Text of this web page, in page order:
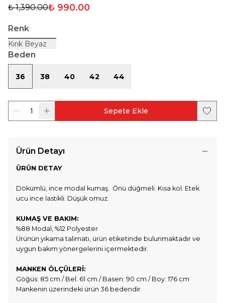
₺ 1,390.00₺ 990.00
Renk
Kırık Beyaz
Beden
36 38 40 42 44
1 Sepete Ekle
Ürün Detayı
ÜRÜN DETAY
Dökümlü, ince modal kumaş. Önü düğmeli. Kısa kol. Etek
ucu ince lastikli. Düşük omuz.
KUMAŞ VE BAKIM:
%88 Modal, %12 Polyester
Ürünün yıkama talimatı, ürün etiketinde bulunmaktadır ve
uygun bakım yönergelerini içermektedir.
MANKEN ÖLÇÜLERİ:
Göğüs: 85 cm / Bel: 61 cm / Basen: 90 cm / Boy: 176 cm
Mankenin üzerindeki ürün 36 bedendir.